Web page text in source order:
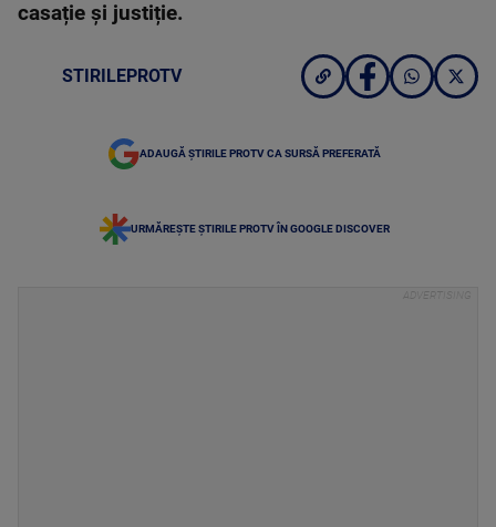
casație și justiție.
STIRILEPROTV
ADAUGĂ ȘTIRILE PROTV CA SURSĂ PREFERATĂ
URMĂREȘTE ȘTIRILE PROTV ÎN GOOGLE DISCOVER